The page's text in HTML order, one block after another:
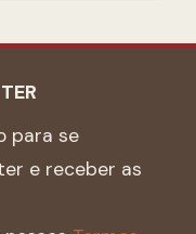
para se
e receber as